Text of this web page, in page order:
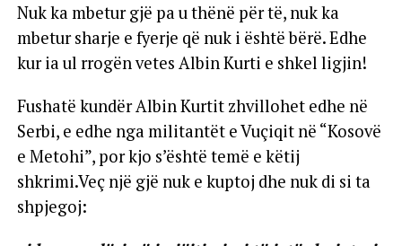
Nuk ka mbetur gjë pa u thënë për të, nuk ka
mbetur sharje e fyerje që nuk i është bërë. Edhe
kur ia ul rrogën vetes Albin Kurti e shkel ligjin!
Fushatë kundër Albin Kurtit zhvillohet edhe në
Serbi, e edhe nga militantët e Vuçiqit në “Kosovë
e Metohi”, por kjo s’është temë e këtij
shkrimi.Veç një gjë nuk e kuptoj dhe nuk di si ta
shpjegoj: